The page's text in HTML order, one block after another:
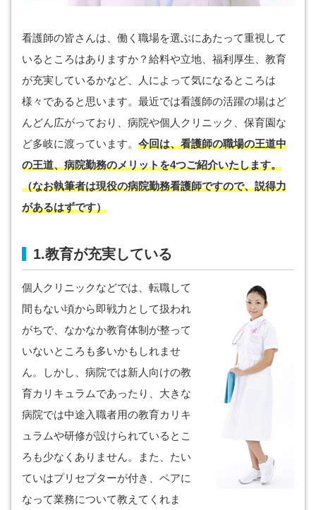
看護師の皆さんは、働く職場を選ぶにあたって重視して
いるところはありますか？給料や立地、福利厚生、教育
が充実しているかなど、人によって気になるところは
様々であると思います。最近では看護師の活躍の場はど
んどん広がっており、病院や個人クリニック、保育園な
ど多岐に渡っています。 今回は、看護師の職場の王道中
の王道、病院勤務のメリットを4つご紹介いたします。
（なお執筆者は現役の病院勤務看護師ですので、説得力
があるはずです）
1.教育が充実している
個人クリニックなどでは、転職して
間もない頃から即戦力として扱われ
がちで、なかなか教育体制が整って
いないところも多いかもしれませ
ん。しかし、病院では新人向けの教
育カリキュラムであったり、大きな
病院では中途入職者用の教育カリキ
ュラムや研修が設けられているとこ
ろも少なくありません。また、たい
ていはプリセプターが付き、ペアに
なって業務について教えてくれま